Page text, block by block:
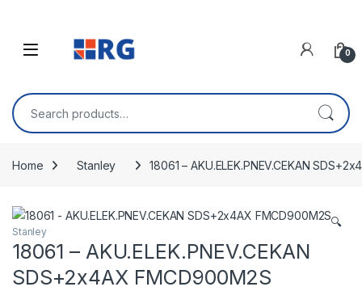
Open 0
Search for:
Home Stanley 18061 – AKU.ELEK.PNEV.CEKAN
🔍
Stanley
18061 – AKU.ELEK.PNEV.CEKAN
SDS+2x4AX FMCD900M2S